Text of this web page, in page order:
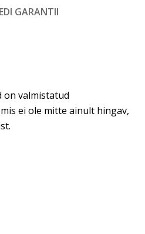
GARANTII
on valmistatud
ei ole mitte ainult hingav,